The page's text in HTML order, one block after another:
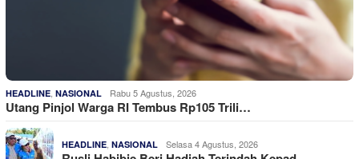
HEADLINE NASIONAL Rabu 5 Agustus, 2026
Utang Pinjol Warga RI Tembus Rp105 Trili…
HEADLINE NASIONAL Selasa 4 Agustus, 2026